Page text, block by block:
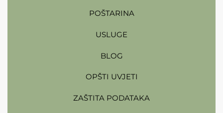
POŠTARINA
USLUGE
BLOG
OPŠTI UVJETI
ZAŠTITA PODATAKA